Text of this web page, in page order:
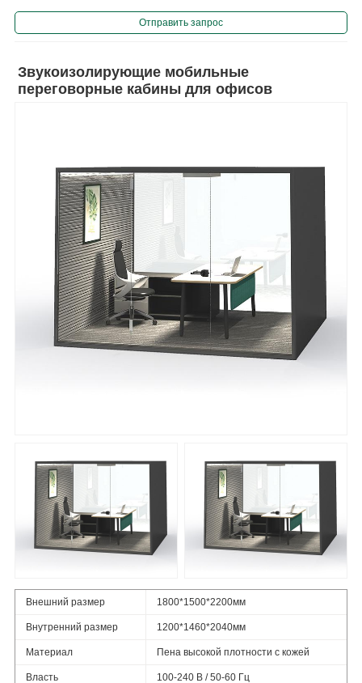
конфиденциальность при проведении дискуссий и виртуальных
звонков.......
Отправить запрос
Звукоизолирующие мобильные
переговорные кабины для офисов
Внешний размер 1800*1500*2200мм
Внутренний размер 1200*1460*2040мм
Материал Пена высокой плотности с кожей
Власть 100-240 В / 50-60 Гц